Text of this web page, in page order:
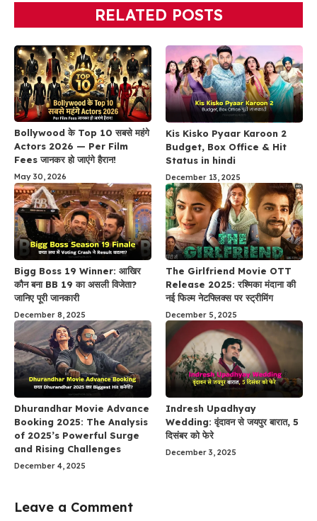
RELATED POSTS
Bollywood के Top 10 सबसे महंगे
Actors 2026 — Per Film
Fees जानकर हो जाएंगे हैरान!
May 30, 2026
Kis Kisko Pyaar Karoon 2
Budget, Box Office & Hit
Status in hindi
December 13, 2025
Bigg Boss 19 Winner: आखिर
कौन बना BB 19 का असली विजेता?
जानिए पूरी जानकारी
December 8, 2025
The Girlfriend Movie OTT
Release 2025: रश्मिका मंदाना की
नई फिल्म नेटफ्लिक्स पर स्ट्रीमिंग
December 5, 2025
Dhurandhar Movie Advance
Booking 2025: The Analysis
of 2025’s Powerful Surge
and Rising Challenges
December 4, 2025
Indresh Upadhyay
Wedding: वृंदावन से जयपुर बारात, 5
दिसंबर को फेरे
December 3, 2025
Leave a Comment